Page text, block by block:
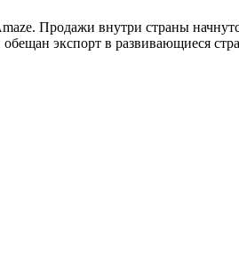
Продажи внутри страны
экспорт в развивающиеся